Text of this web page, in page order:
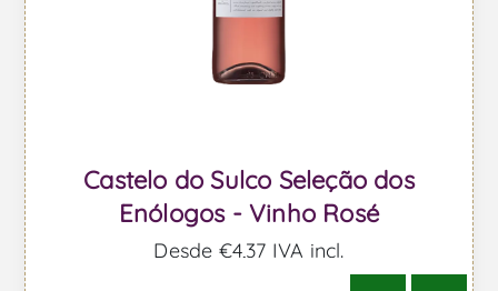
Castelo do Sulco Seleção dos
Enólogos - Vinho Rosé
Desde €4,37 IVA incl.